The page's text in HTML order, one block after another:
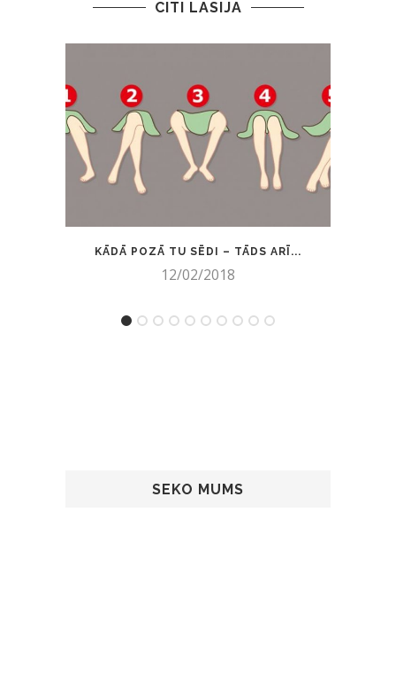
CITI LASĪJA
KĀDĀ POZĀ TU SĒDI – TĀDS ARĪ...
12/02/2018
SEKO MUMS